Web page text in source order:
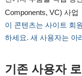
Components, VC) 사업
이 콘텐츠는 사이트 회
하세요. 새 사용자는 아
기존 사용자